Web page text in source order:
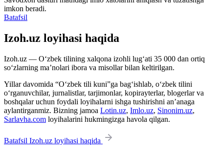
imkon beradi.
Batafsil
Izoh.uz loyihasi haqida
Izoh.uz — O‘zbek tilining xalqona izohli lug‘ati 35 000 dan ortiq
so‘zlarning ma’nolari ibora va misollar bilan keltirilgan.
Yillar davomida “O‘zbek tili kuni”ga bag‘ishlab, o‘zbek tilini
o‘rganuvchilar, jurnalistlar, tarjimonlar, kopirayterlar, blogerlar va
boshqalar uchun foydali loyihalarni ishga tushirishni an’anaga
aylantirganmiz. Bizning jamoa Lotin.uz, Imlo.uz, Sinonim.uz,
Sarlavha.com loyihalarini hukmingizga havola qilgan.
Batafsil Izoh.uz loyihasi haqida